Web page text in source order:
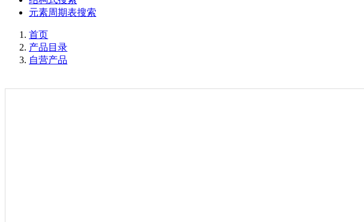
元素周期表搜索
首页
产品目录
自营产品